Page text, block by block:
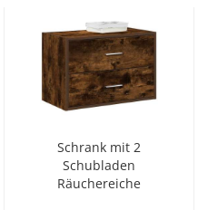
Schrank mit 2
Schubladen
Räuchereiche